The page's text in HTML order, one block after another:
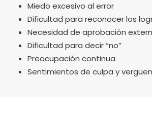
Miedo excesivo al error
Dificultad para reconocer los
Necesidad de aprobación
Dificultad para decir “no”
Preocupación continua
Sentimientos de culpa y